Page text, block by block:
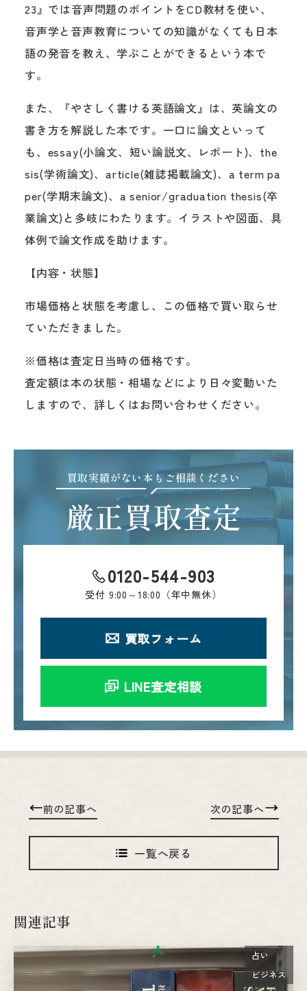
23』では音声問題のポイントをCD教材を使い、
音声学と音声教育についての知識がなくても日本
語の発音を教え、学ぶことができるという本で
す。
また、『やさしく書ける英語論文』は、英論文の
書き方を解説した本です。一口に論文といって
も、essay(小論文、短い論説文、レポート)、the
sis(学術論文)、article(雑誌掲載論文)、a term pa
per(学期末論文)、a senior/graduation thesis(卒
業論文)と多岐にわたります。イラストや図面、具
体例で論文作成を助けます。
【内容・状態】
市場価格と状態を考慮し、この価格で買い取らせ
ていただきました。
※価格は査定日当時の価格です。
査定額は本の状態・相場などにより日々変動いた
しますので、詳しくはお問い合わせください。
買取実績がない本もご相談ください
厳正買取査定
0120-544-903
受付 9:00～18:00（年中無休）
買取フォーム
LINE査定相談
前の記事へ
一覧へ戻る
次の記事へ
関連記事
占い
ビジネス